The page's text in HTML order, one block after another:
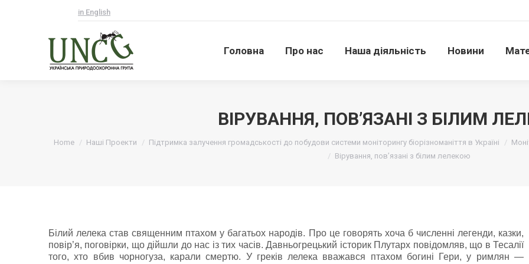
in English
Головна Про нас Наша діяльність Новини
ВІРУВАННЯ, ПОВ’ЯЗАНІ З БІЛИМ
Home Наші Проекти Підтримка залучення громадськості до побудови системи моніторингу біорізноманіття в Україні
Вірування, пов’язані з білим лелекою
Білий лелека став священним птахом у багатьох народів. Про це говорять хоча б численні легенди, казки,
повір’я, поговірки, що дійшли до нас із тих часів. Давньогрецький історик Плутарх повідомляв, що в Тесалії
того, хто вбив чорногуза, карали смертю. У греків лелека вважався птахом богині Гери, у римлян —
Головна Про нас Наша діяльність Новини